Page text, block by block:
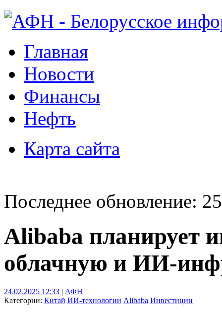
Главная
Новости
Финансы
Нефть
Карта сайта
Последнее обновление:
Alibaba планирует
облачную и ИИ-
24.02.2025 12:33 | АФН
Категории: Китай ИИ-технологии Alibaba Инвестиции